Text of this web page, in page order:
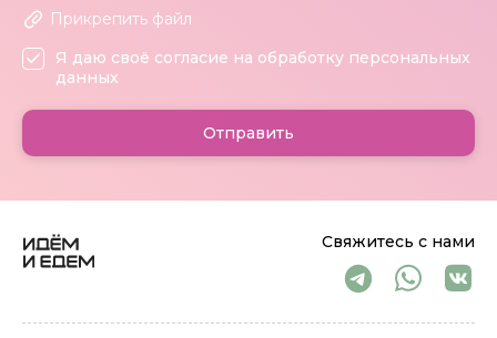
Свяжитесь с нами
Прикрепить файл
Я даю своё согласие на обработку персональных
данных
Отправить